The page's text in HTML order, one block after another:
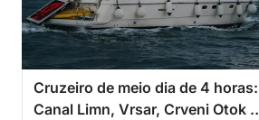
Cruzeiro de meio dia de 4 horas:
Canal Limn, Vrsar, Crveni Otok e